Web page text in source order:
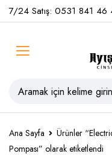
7/24 Satış: 0531 841 46
Ana Sayfa
Ürünler
Pompası” olarak etiketlendi